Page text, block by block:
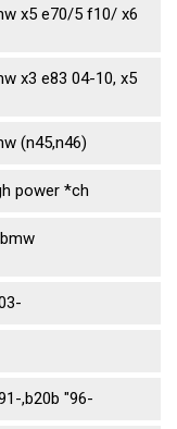
x5 e70/5 f10/ x6
x3 e83 04-10, x5
(n45,n46)
power *ch
,b20b "96-